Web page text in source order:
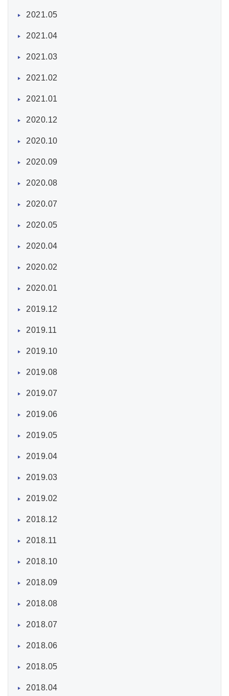
2021.05
2021.04
2021.03
2021.02
2021.01
2020.12
2020.10
2020.09
2020.08
2020.07
2020.05
2020.04
2020.02
2020.01
2019.12
2019.11
2019.10
2019.08
2019.07
2019.06
2019.05
2019.04
2019.03
2019.02
2018.12
2018.11
2018.10
2018.09
2018.08
2018.07
2018.06
2018.05
2018.04